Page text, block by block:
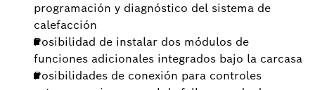
programación y diagnóstico del sistema de
calefacción
Posibilidad de instalar dos módulos de
funciones adicionales integrados bajo la carcasa
Posibilidades de conexión para controles